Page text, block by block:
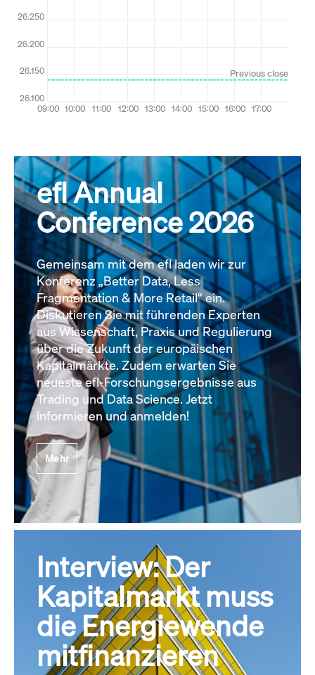
efl Annual
Conference 2026
Gemeinsam mit dem efl laden wir zur
Konferenz „Better Data, Less
Fragmentation & More Retail“ ein.
Diskutieren Sie mit führenden Experten
aus Wissenschaft, Praxis und Regulierung
über die Zukunft der europäischen
Kapitalmärkte. Zudem erwarten Sie
neueste efl-Forschungsergebnisse aus
Trading und Data Science. Jetzt
informieren und anmelden!
Mehr
Interview: Der
Kapitalmarkt muss
die Energiewende
mitfinanzieren